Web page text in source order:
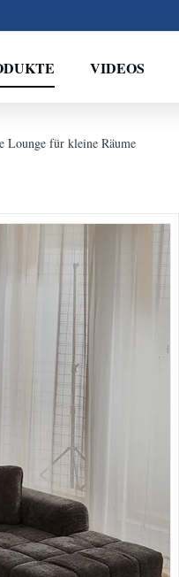
VIDEOS
Lounge für kleine Räume